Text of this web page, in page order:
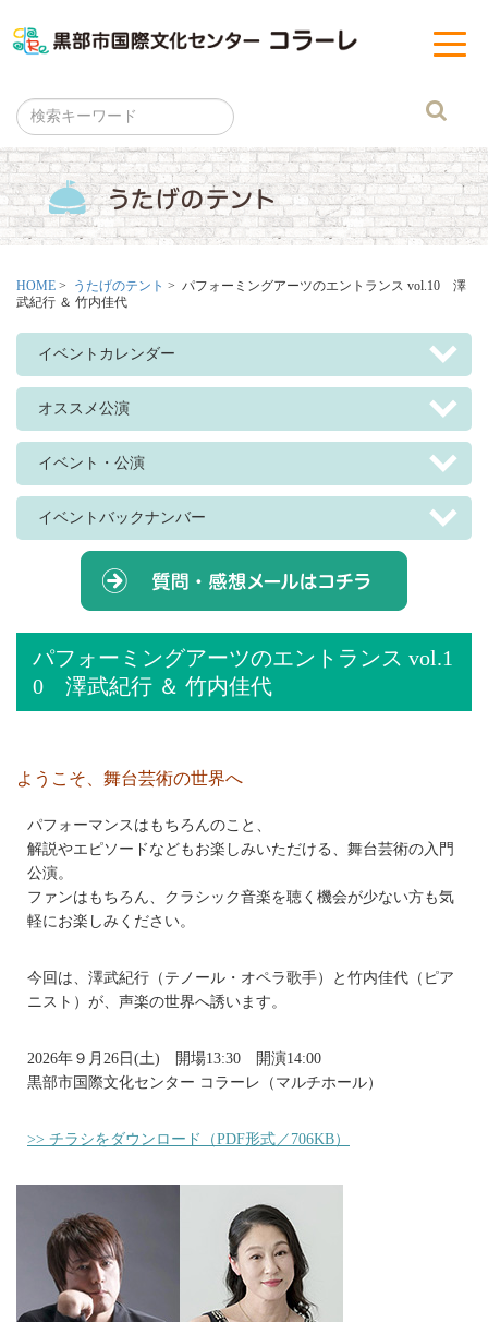
黒部
t
o
v
i
g
a
t
i
o
HOME > うたげのテント > パフォーミングアーツのエントランス vol.10 澤
武紀行 ＆ 竹内佳代
イベントカレンダー
オススメ公演
イベント・公演
イベントバックナンバー
パフォーミングアーツのエントランス vol.1
0 澤武紀行 ＆ 竹内佳代
ようこそ、舞台芸術の世界へ
パフォーマンスはもちろんのこと、
解説やエピソードなどもお楽しみいただける、舞台芸術の入門
公演。
ファンはもちろん、クラシック音楽を聴く機会が少ない方も気
軽にお楽しみください。
今回は、澤武紀行（テノール・オペラ歌手）と竹内佳代（ピア
ニスト）が、声楽の世界へ誘います。
2026年９月26日(土) 開場13:30 開演14:00
黒部市国際文化センター コラーレ（マルチホール）
>> チラシをダウンロード（PDF形式／706KB）